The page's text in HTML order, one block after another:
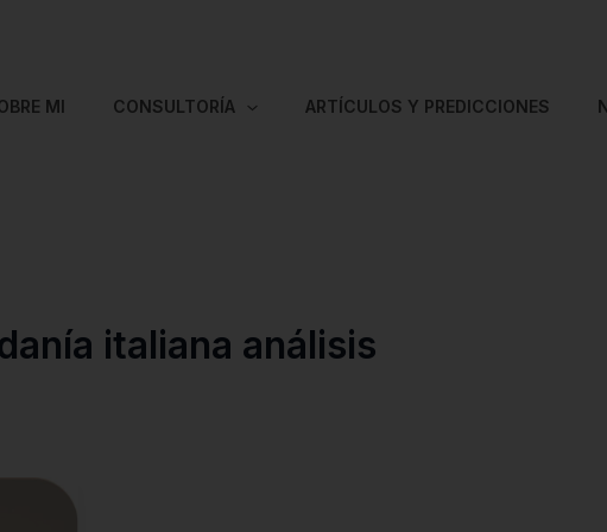
MI CONSULTORÍA ARTÍCULOS Y PREDICCIONES
italiana análisis